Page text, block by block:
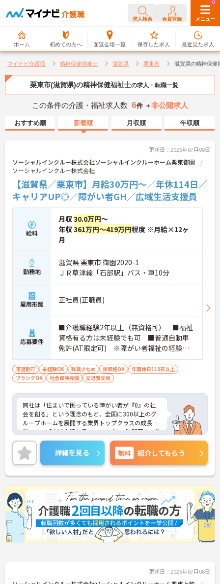
求人検索 会員登録 メニュー
ホーム 初めての方へ 面談会場一覧
0
保存した求人
0
最近見た求人
マイナビ介護職 精神保健福祉士 滋賀県 栗東市 滋賀県の精神保健
栗東市(滋賀県)の精神保健福祉士の求人・転職一覧
この条件の介護・福祉求人数 6件 ＋非公開求人
おすすめ順 新着順 月収順 年収順
更新日：2026年07月08日
ソーシャルインクルー株式会社ソーシャルインクルーホーム栗東御園
ソーシャルインクルー株式会社
【滋賀県／栗東市】月給30万円～／年休114日／
キャリアUP◎／障がい者GH／広域生活支援員
給料
月収30.0万円～
年収361万円～419万円程度 ※月給×12ヶ
月
勤務地
滋賀県 栗東市 御園2020-1
ＪＲ草津線「石部駅」バス・車10分
雇用形態 正社員(正職員)
応募要件
■介護職経験2年以上（無資格可） ■福祉
資格有る方は未経験でも可 ■普通自動車
免許(AT限定可) ※障がい者福祉の経験は
不問です。※実務経験2年以上の方、障がい
者福祉に関する経験をお持ちの方大歓迎
車通勤可 未経験OK 残業少なめ 無資格OK
年間休日110日以上
ブランクOK
社会保険完備 交通費支給
同社は「住まいで困っている障がい者が『0』の社
会を創る」という理念のもと、全国に300以上のグ
ループホームを展開する業界トップクラスの成長企
業です。「広域生活支援員」は、車で1時間圏内の複
数施設を横断的に担当し、現場支援とパートスタッ
フのサポートを行うハイクラスなポジションです。
最新設備とバリアフリーが完備され、スタッフの身
体的負担が少なく、広域手当5万円が付与されるこ
とで高い給与水準を実現しています。年間休日114
日の確保や、献立・レシピの完全標準化による業務
効率化など、ワークライフバランスを保ちながら定
年70歳まで長期的に活躍できる制度が盤石に整って
います。複数施設を経験することで培われるマネジ
メント視点は、将来的なエリアマネージャーへのキ
ャリアアップにも直結しており、最新の環境で専門
性を発揮したいプロフェッショナルの方にお勧めで
・広域支援員として複数のホームを巡るため、各ホ
ームのパートスタッフの教育やサポートにも携わる
詳細を見る 無料 紹介してもらう
更新日：2026年07月08日